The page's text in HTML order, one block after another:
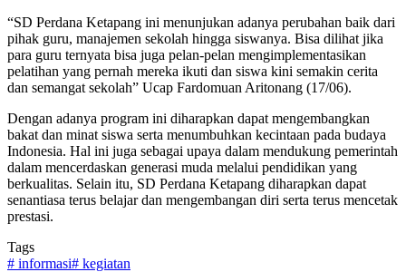
“SD Perdana Ketapang ini menunjukan adanya perubahan baik dari
pihak guru, manajemen sekolah hingga siswanya. Bisa dilihat jika
para guru ternyata bisa juga pelan-pelan mengimplementasikan
pelatihan yang pernah mereka ikuti dan siswa kini semakin cerita
dan semangat sekolah” Ucap Fardomuan Aritonang (17/06).
Dengan adanya program ini diharapkan dapat mengembangkan
bakat dan minat siswa serta menumbuhkan kecintaan pada budaya
Indonesia. Hal ini juga sebagai upaya dalam mendukung pemerintah
dalam mencerdaskan generasi muda melalui pendidikan yang
berkualitas. Selain itu, SD Perdana Ketapang diharapkan dapat
senantiasa terus belajar dan mengembangan diri serta terus mencetak
prestasi.
Tags
# informasi# kegiatan